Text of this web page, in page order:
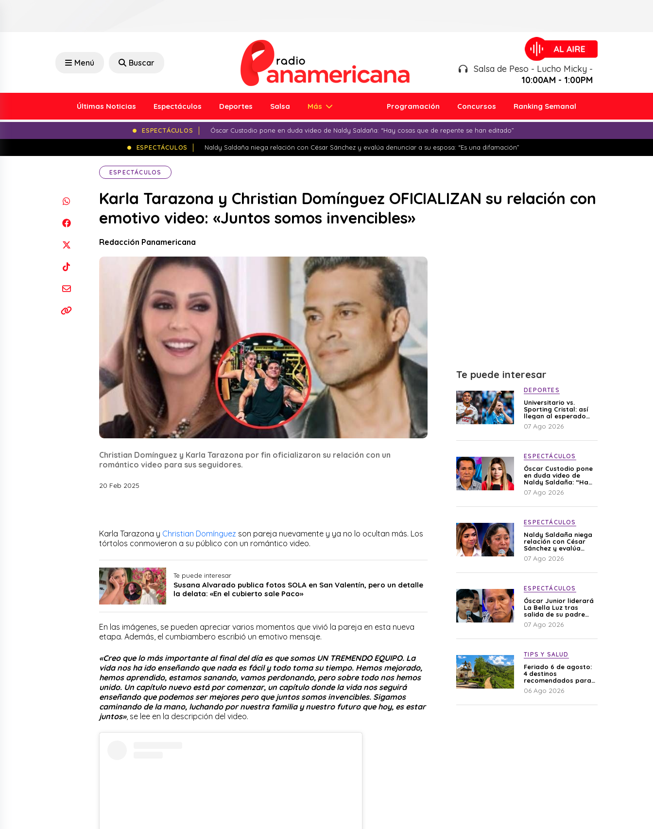
Menú Buscar
Salsa de Peso - Lucho Micky -
10:00AM - 1:00PM
Últimas Noticias Espectáculos Deportes Salsa Más Programación Concursos Ranking Semanal
ESPECTÁCULOS Óscar Custodio pone en duda video de Naldy Saldaña: “Hay cosas que de repente se han editado”
ESPECTÁCULOS Naldy Saldaña niega relación con César Sánchez y evalúa denunciar a su esposa: “Es una difamación”
ESPECTÁCULOS
Karla Tarazona y Christian Domínguez OFICIALIZAN su relación con
emotivo video: «Juntos somos invencibles»
Redacción Panamericana
Christian Domínguez y Karla Tarazona por fin oficializaron su relación con un
romántico video para sus seguidores.
20 Feb 2025
Karla Tarazona y Christian Domínguez son pareja nuevamente y ya no lo ocultan más. Los
tórtolos conmovieron a su público con un romántico video.
Te puede interesar
Susana Alvarado publica fotos SOLA en San Valentín, pero un detalle
la delata: «En el cubierto sale Paco»
En las imágenes, se pueden apreciar varios momentos que vivió la pareja en esta nueva
etapa. Además, el cumbiambero escribió un emotivo mensaje.
«Creo que lo más importante al final del día es que somos UN TREMENDO EQUIPO. La
vida nos ha ido enseñando que nada es fácil y todo toma su tiempo. Hemos mejorado,
hemos aprendido, estamos sanando, vamos perdonando, pero sobre todo nos hemos
unido. Un capítulo nuevo está por comenzar, un capítulo donde la vida nos seguirá
enseñando que podemos ser mejores pero que juntos somos invencibles. Sigamos
caminando de la mano, luchando por nuestra familia y nuestro futuro que hoy, es estar
juntos», se lee en la descripción del video.
Te puede interesar
DEPORTES
Universitario vs.
Sporting Cristal: así
llegan al esperado
duelo
07 Ago 2026
ESPECTÁCULOS
Óscar Custodio pone
en duda video de
Naldy Saldaña: “Hay
cosas que de repente
se han editado”
07 Ago 2026
ESPECTÁCULOS
Naldy Saldaña niega
relación con César
Sánchez y evalúa
denunciar a su
esposa: “Es una
07 Ago 2026
ESPECTÁCULOS
Óscar Junior liderará
La Bella Luz tras
salida de su padre
por polémica con
Naldy Saldaña
07 Ago 2026
TIPS Y SALUD
Feriado 6 de agosto:
4 destinos
recomendados para
disfrutar el descanso
06 Ago 2026